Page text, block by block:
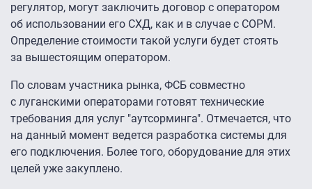
регулятор, могут заключить договор с оператором
об использовании его СХД, как и в случае с СОРМ.
Определение стоимости такой услуги будет стоять
за вышестоящим оператором.
По словам участника рынка, ФСБ совместно
с луганскими операторами готовят технические
требования для услуг "аутсорминга". Отмечается, что
на данный момент ведется разработка системы для
его подключения. Более того, оборудование для этих
целей уже закуплено.